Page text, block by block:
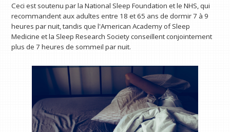
Ceci est soutenu par la National Sleep Foundation et le NHS, qui
recommandent aux adultes entre 18 et 65 ans de dormir 7 à 9
heures par nuit, tandis que l'American Academy of Sleep
Medicine et la Sleep Research Society conseillent conjointement
plus de 7 heures de sommeil par nuit.